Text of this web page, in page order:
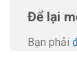
Để lại
Bạn phải